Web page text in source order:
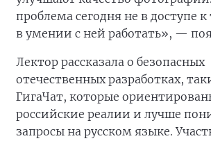
проблема сегодня не в доступе
в умении с ней работать», —
Лектор рассказала о безопасных
отечественных разработках,
ГигаЧат, которые
российские реалии и лучше
запросы на русском языке.